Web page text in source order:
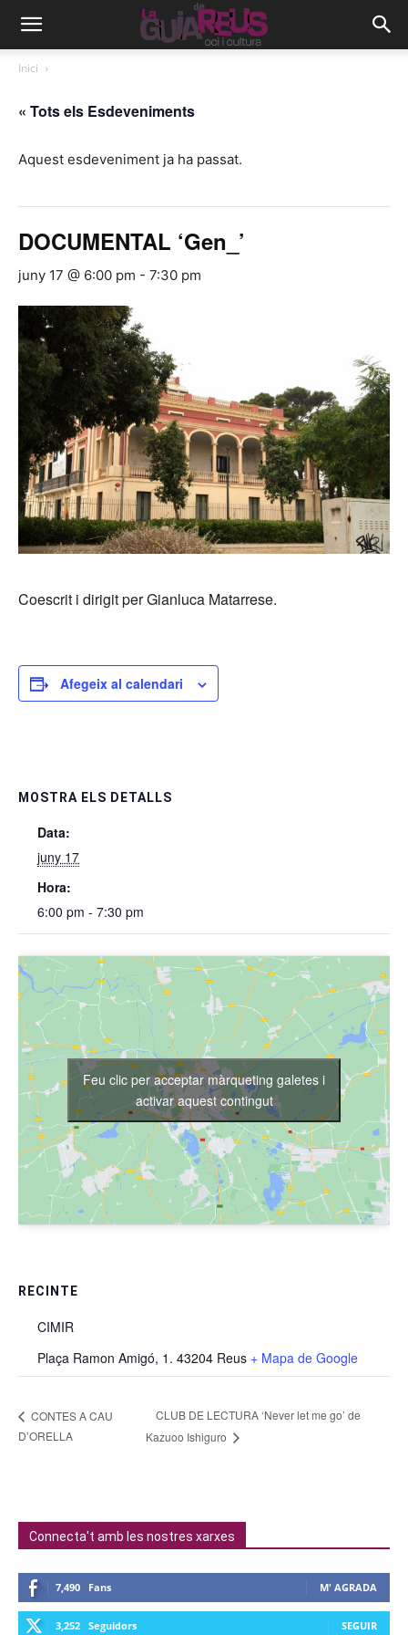
Inici
« Tots els Esdeveniments
Aquest esdeveniment ja ha passat.
DOCUMENTAL ‘Gen_’
juny 17 @ 6:00 pm - 7:30 pm
Coescrit i dirigit per Gianluca Matarrese.
Afegeix al calendari
MOSTRA ELS DETALLS
Data:
juny 17
Hora:
6:00 pm - 7:30 pm
RECINTE
CIMIR
Plaça Ramon Amigó, 1. 43204 Reus + Mapa de Google
Feu clic per acceptar màrqueting galetes i
activar aquest contingut
CONTES A CAU
D’ORELLA
CLUB DE LECTURA ‘Never let me go’ de
Kazuoo Ishiguro
Connecta't amb les nostres xarxes
7,490 Fans M' AGRADA
3,252 Seguidors SEGUIR